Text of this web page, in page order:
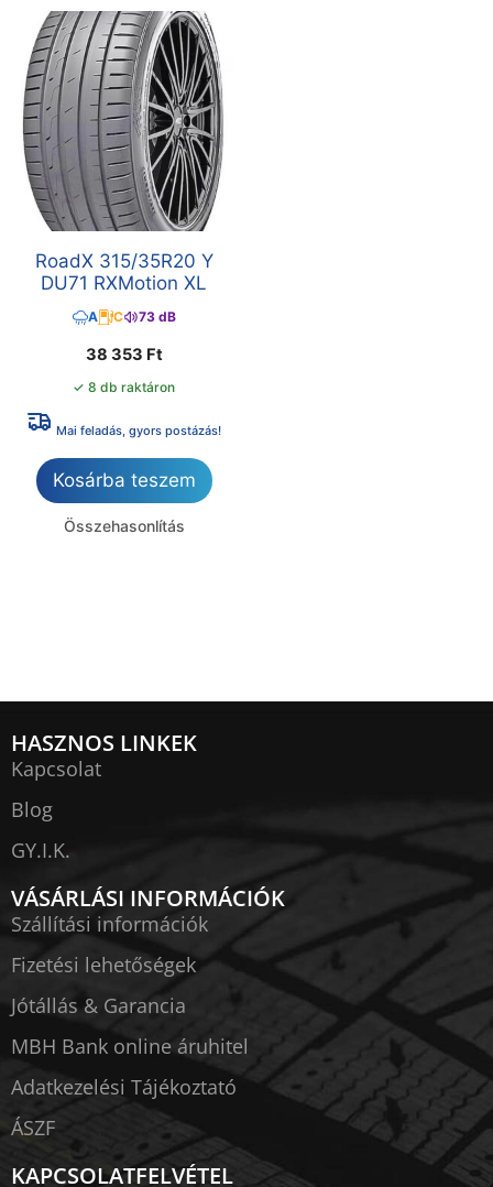
RoadX 315/35R20 Y
DU71 RXMotion XL
A C 73 dB
38 353 Ft
✓ 8 db raktáron
Mai feladás, gyors postázás!
Kosárba teszem
Összehasonlítás
HASZNOS LINKEK
Kapcsolat
Blog
GY.I.K.
VÁSÁRLÁSI INFORMÁCIÓK
Szállítási információk
Fizetési lehetőségek
Jótállás & Garancia
MBH Bank online áruhitel
Adatkezelési Tájékoztató
ÁSZF
KAPCSOLATFELVÉTEL